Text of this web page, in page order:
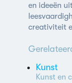
en ideeën
creativiteit
Kunst
Kunst en